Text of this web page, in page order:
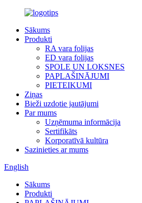
Sākums
Produkti
RA vara folijas
ED vara folijas
SPOLE UN LOKSNES
PAPLAŠINĀJUMI
PIETEIKUMI
Ziņas
Bieži uzdotie jautājumi
Par mums
Uzņēmuma informācija
Sertifikāts
Korporatīvā kultūra
Sazinieties ar mums
English
Sākums
Produkti